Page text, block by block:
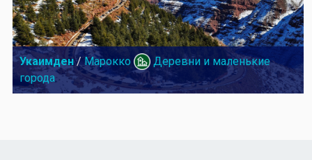
Укаимден/ Марокко
Деревни и маленькие
города